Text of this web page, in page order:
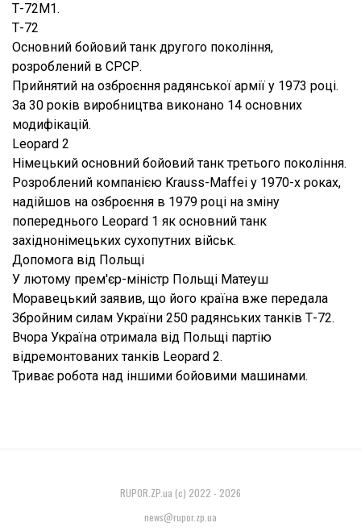
Т-72М1.
Т-72
Основний бойовий танк другого покоління,
розроблений в СРСР.
Прийнятий на озброєння радянської армії у 1973 році.
За 30 років виробництва виконано 14 основних
модифікацій.
Leopard 2
Німецький основний бойовий танк третього покоління.
Розроблений компанією Krauss-Maffei у 1970-х роках,
надійшов на озброєння в 1979 році на зміну
попереднього Leopard 1 як основний танк
західнонімецьких сухопутних військ.
Допомога від Польщі
У лютому прем'єр-міністр Польщі Матеуш
Моравецький заявив, що його країна вже передала
Збройним силам України 250 радянських танків Т-72.
Вчора Україна отримала від Польщі партію
відремонтованих танків Leopard 2.
Триває робота над іншими бойовими машинами.
RUPOR.ZP.ua (c) 2022 - 2026
news@rupor.zp.ua